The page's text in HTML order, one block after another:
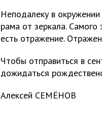
Неподалеку в
рама от зеркала. Самого
есть отражение.
Чтобы отправиться в
дожидаться
Алексей СЕМЁНОВ